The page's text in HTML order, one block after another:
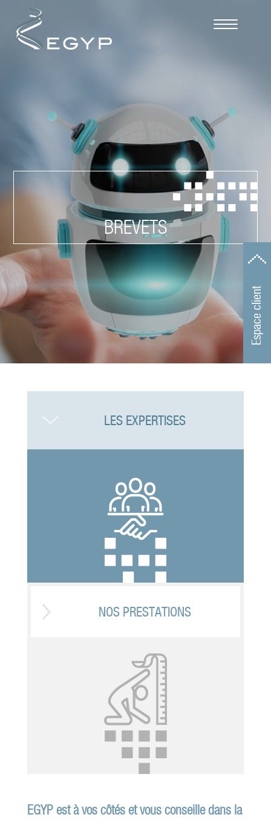
BREVETS
Espace client
LES EXPERTISES
NOS PRESTATIONS
EGYP est à vos côtés et vous conseille dans la
Cookies management panel